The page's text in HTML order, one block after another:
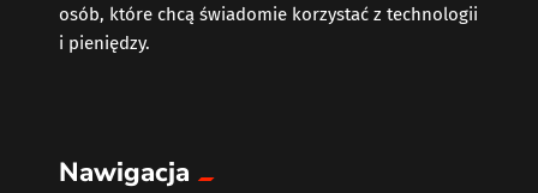
osób, które chcą świadomie korzystać z technologii
i pieniędzy.
Nawigacja